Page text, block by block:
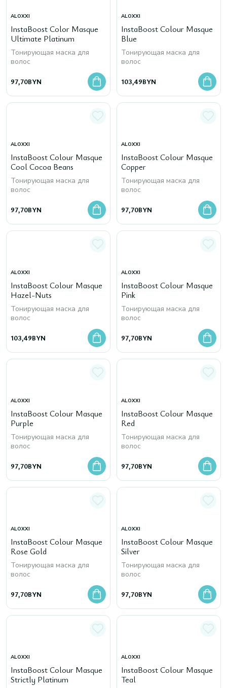
ALOXXI
InstaBoost Color Masque
Ultimate Platinum
Тонирующая маска для
волос
97,70BYN
ALOXXI
InstaBoost Colour Masque
Blue
Тонирующая маска для
волос
103,49BYN
ALOXXI
InstaBoost Colour Masque
Cool Cocoa Beans
Тонирующая маска для
волос
97,70BYN
ALOXXI
InstaBoost Colour Masque
Copper
Тонирующая маска для
волос
97,70BYN
ALOXXI
InstaBoost Colour Masque
Hazel-Nuts
Тонирующая маска для
волос
103,49BYN
ALOXXI
InstaBoost Colour Masque
Pink
Тонирующая маска для
волос
97,70BYN
ALOXXI
InstaBoost Colour Masque
Purple
Тонирующая маска для
волос
97,70BYN
ALOXXI
InstaBoost Colour Masque
Red
Тонирующая маска для
волос
97,70BYN
ALOXXI
InstaBoost Colour Masque
Rose Gold
Тонирующая маска для
волос
97,70BYN
ALOXXI
InstaBoost Colour Masque
Silver
Тонирующая маска для
волос
97,70BYN
ALOXXI
InstaBoost Colour Masque
Strictly Platinum
ALOXXI
InstaBoost Colour Masque
Teal